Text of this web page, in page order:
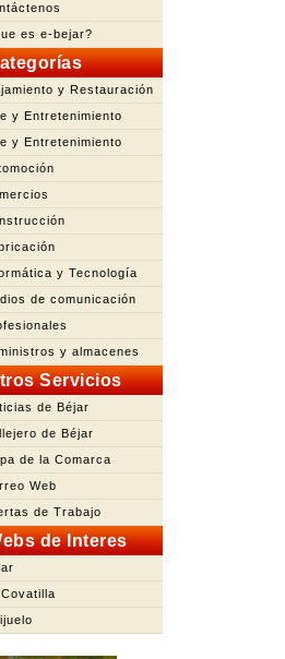
es e-bejar?
y Restauración
y Entretenimiento
y Entretenimiento
y Tecnología
de comunicación
y almacenes
Servicios
de Béjar
de Béjar
de la Comarca
Web
de Trabajo
de Interes